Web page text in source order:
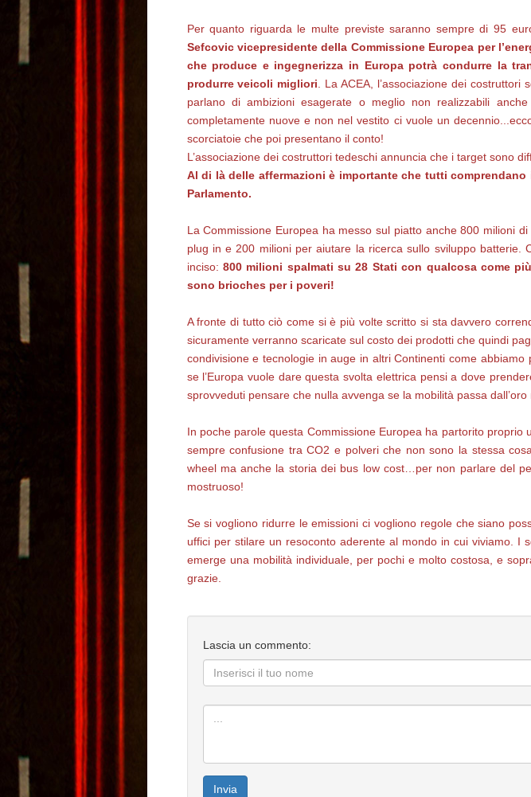
Per quanto riguarda le multe previste saranno sempre di 95
Sefcovic vicepresidente della Commissione Europea per
che produce e ingegnerizza in Europa potrà condurre la
produrre veicoli migliori. La ACEA, l’associazione dei
parlano di ambizioni esagerate o meglio non realizzabili
completamente nuove e non nel vestito ci vuole un
scorciatoie che poi presentano il conto!
L’associazione dei costruttori tedeschi annuncia che i target sono
Al di là delle affermazioni è importante che tutti
Parlamento.
La Commissione Europea ha messo sul piatto anche 800 milioni
plug in e 200 milioni per aiutare la ricerca sullo sviluppo
inciso: 800 milioni spalmati su 28 Stati con qualcosa come
sono brioches per i poveri!
A fronte di tutto ciò come si è più volte scritto si sta davvero
sicuramente verranno scaricate sul costo dei prodotti che quindi
condivisione e tecnologie in auge in altri Continenti come
se l’Europa vuole dare questa svolta elettrica pensi a dove
sprovveduti pensare che nulla avvenga se la mobilità passa
In poche parole questa Commissione Europea ha partorito
sempre confusione tra CO2 e polveri che non sono la stessa
wheel ma anche la storia dei bus low cost…per non parlare del
mostruoso!
Se si vogliono ridurre le emissioni ci vogliono regole che siano
uffici per stilare un resoconto aderente al mondo in cui viviamo.
emerge una mobilità individuale, per pochi e molto costosa, e
grazie.
Lascia un commento:
Invia